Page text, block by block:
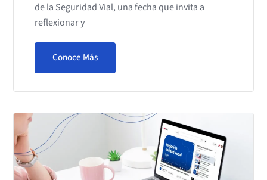
de la Seguridad Vial, una fecha que invita a
reflexionar y
Conoce Más